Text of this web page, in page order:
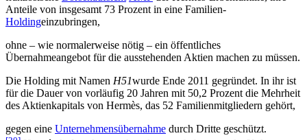
Anteile von insgesamt 73 Prozent in eine Familien-
Holdingeinzubringen,
ohne – wie normalerweise nötig – ein öffentliches
Übernahmeangebot für die ausstehenden Aktien machen zu müssen.
Die Holding mit Namen H51wurde Ende 2011 gegründet. In ihr ist
für die Dauer von vorläufig 20 Jahren mit 50,2 Prozent die Mehrheit
des Aktienkapitals von Hermès, das 52 Familienmitgliedern gehört,
gegen eine Unternehmensübernahme durch Dritte geschützt.